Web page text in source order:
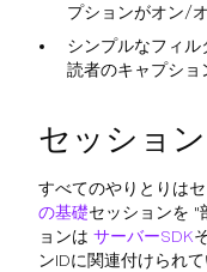
プションがオン/
シンプルなフィ
読者のキャプショ
セッショ
すべてのやりとりは
の基礎セッションを "
ョンは サーバーSDK
ンIDに関連付けられて